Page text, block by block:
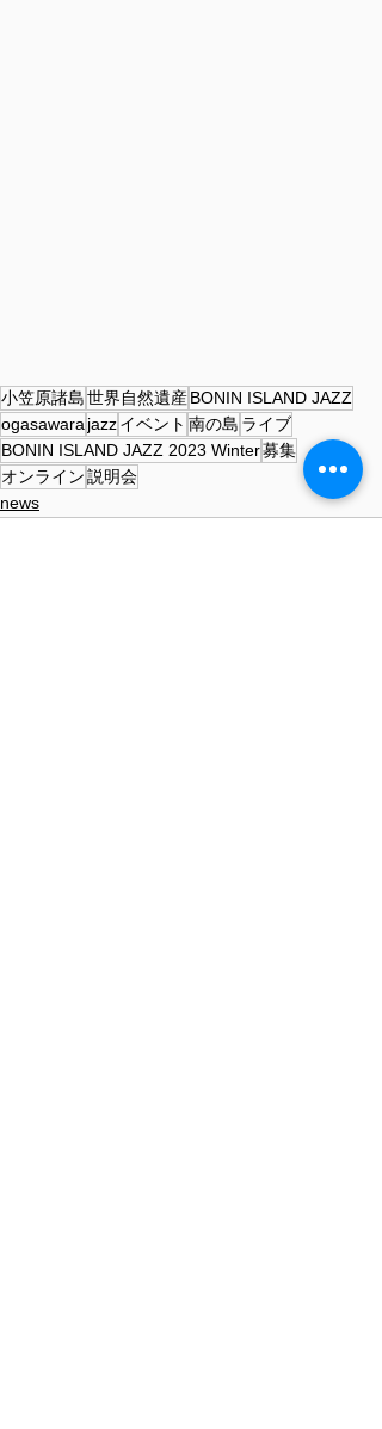
小笠原諸島世界自然遺産BONIN ISLAND JAZZ
ogasawara jazzイベント 南の島 ライブ
BONIN ISLAND JAZZ 2023 Winter募集
オンライン説明会
news